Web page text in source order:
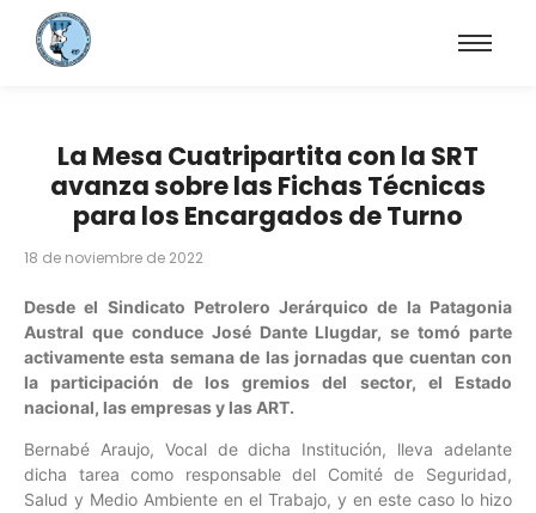
La Mesa Cuatripartita con la SRT
avanza sobre las Fichas Técnicas
para los Encargados de Turno
18 de noviembre de 2022
Desde el Sindicato Petrolero Jerárquico de la Patagonia
Austral que conduce José Dante Llugdar, se tomó parte
activamente esta semana de las jornadas que cuentan con
la participación de los gremios del sector, el Estado
nacional, las empresas y las ART.
Bernabé Araujo, Vocal de dicha Institución, lleva adelante
dicha tarea como responsable del Comité de Seguridad,
Salud y Medio Ambiente en el Trabajo, y en este caso lo hizo